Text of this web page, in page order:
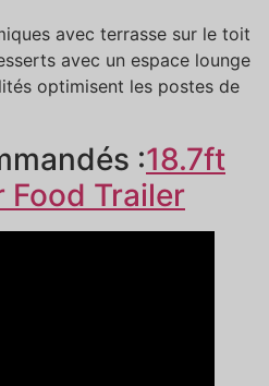
avec terrasse sur le toit
avec un espace lounge
optimisent les postes de
:18.7ft
Food Trailer